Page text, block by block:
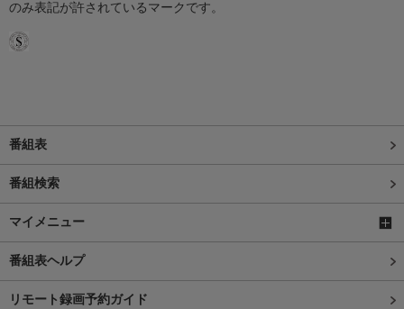
のみ表記が許されているマークです。
番組表
番組検索
マイメニュー
番組表ヘルプ
リモート録画予約ガイド